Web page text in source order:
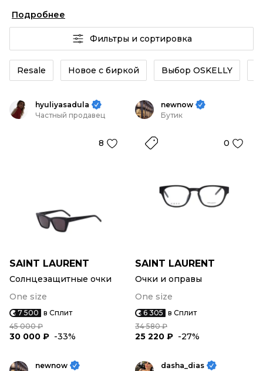
аутентификация каждого заказа – Аксессуары SAINT
LAURENT женские от селлеров OSKELLY с быстрой
доставкой по России. Ваш стиль не ждет, и мы тоже!
Винтажные изделия или Аксессуары SAINT LAURENT
женские из новых коллекций – заказывайте на сайте
или в приложении OSKELLY с целой экосистемой
Подробнее
Фильтры и сортировка
Resale Новое с биркой Выбор OSKELLY
hyuliyasadula
Частный продавец
8
SAINT LAURENT
Солнцезащитные очки
One size
7 500 в Сплит
45 000 ₽
30 000 ₽ -33%
newnow
Бутик
0
SAINT LAURENT
Очки и оправы
One size
6 305 в Сплит
34 580 ₽
25 220 ₽ -27%
newnow
dasha_dias